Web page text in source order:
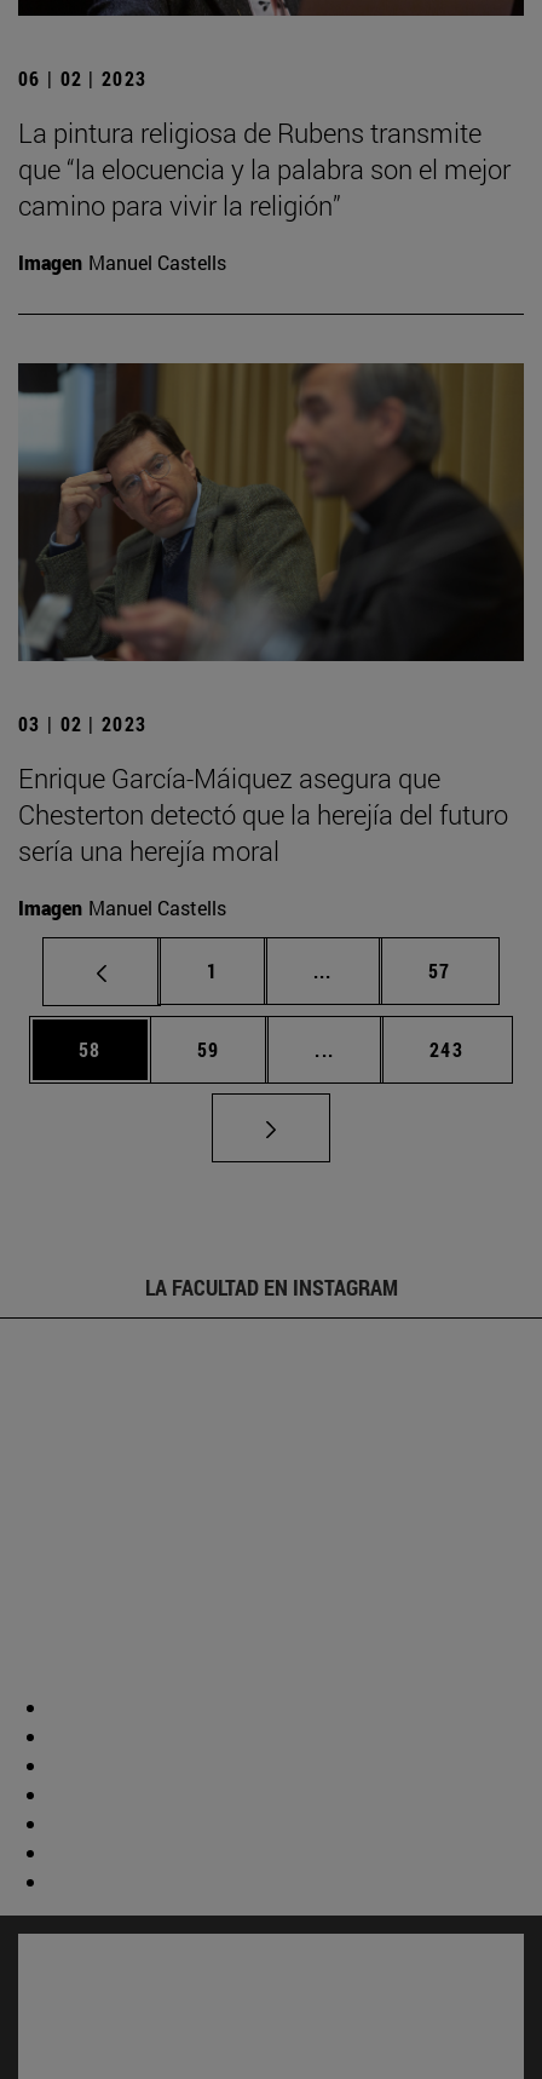
06 | 02 | 2023
La pintura religiosa de Rubens transmite
que “la elocuencia y la palabra son el mejor
camino para vivir la religión”
Imagen Manuel Castells
03 | 02 | 2023
Enrique García-Máiquez asegura que
Chesterton detectó que la herejía del futuro
sería una herejía moral
Imagen Manuel Castells
Página
1 ... Páginas intermedias
Página
57
Página
58 Página
59 ... Páginas intermedias
Página
243
LA FACULTAD EN INSTAGRAM